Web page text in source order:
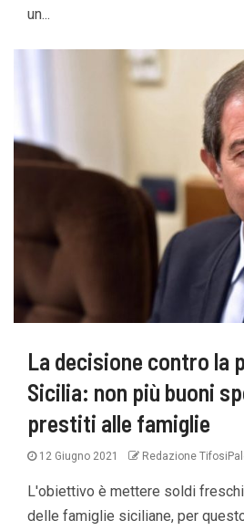
un...
La decisione contro la
Sicilia: non più buoni
prestiti alle famiglie
12 Giugno 2021 Redazione
L'obiettivo è mettere soldi
delle famiglie siciliane, per